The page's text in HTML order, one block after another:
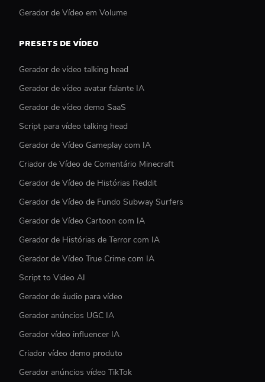
Gerador de Vídeo em Volume
PRESETS DE VÍDEO
Gerador de vídeo talking head
Gerador de vídeo avatar falante IA
Gerador de vídeo demo SaaS
Script para vídeo talking head
Gerador de Vídeo Gameplay com IA
Criador de Vídeo de Comentário Minecraft
Gerador de Vídeo de Histórias Reddit
Gerador de Vídeo de Fundo Subway Surfers
Gerador de Vídeo Cartoon com IA
Gerador de Histórias de Terror com IA
Gerador de Vídeo True Crime com IA
Script to Video AI
Gerador de áudio para vídeo
Gerador anúncios UGC IA
Gerador vídeo influencer IA
Criador vídeo demo produto
Gerador anúncios vídeo TikTok